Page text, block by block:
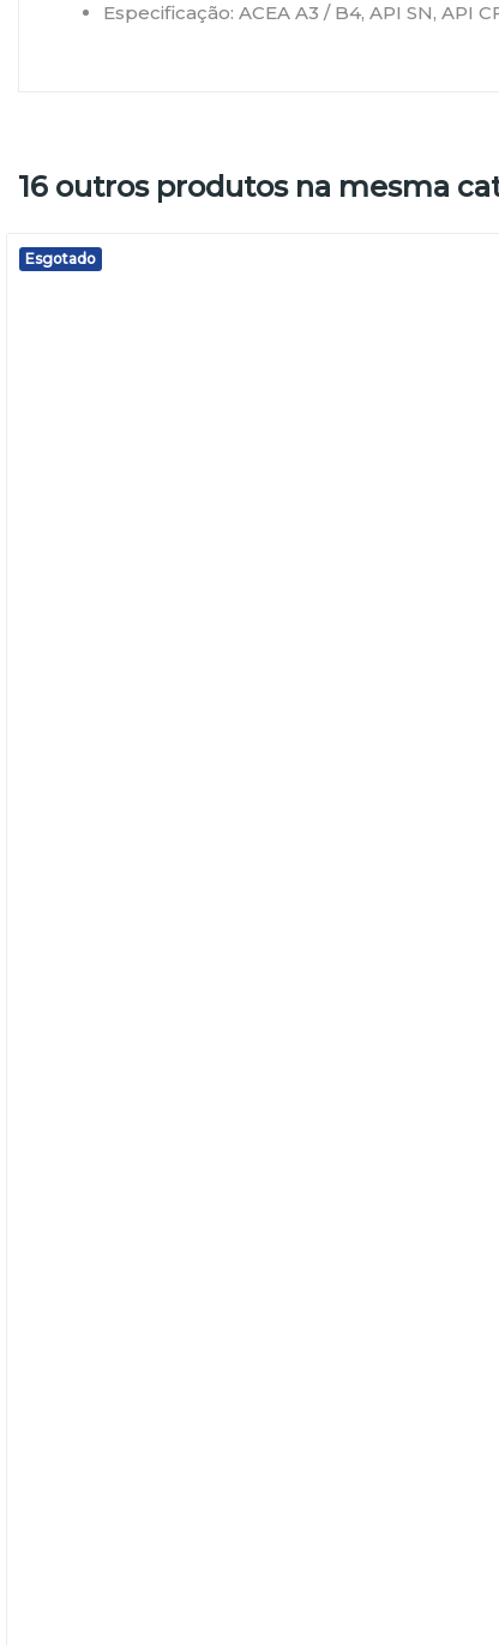
Especificação: ACEA A3 / B4, API SN, API
16 outros produtos na mesma
Esgotado